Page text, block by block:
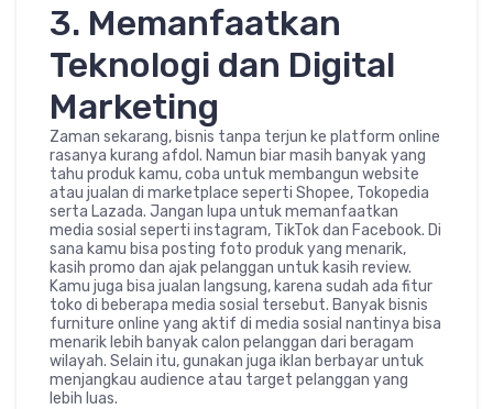
3. Memanfaatkan
Teknologi dan Digital
Marketing
Zaman sekarang, bisnis tanpa terjun ke platform online
rasanya kurang afdol. Namun biar masih banyak yang
tahu produk kamu, coba untuk membangun website
atau jualan di marketplace seperti Shopee, Tokopedia
serta Lazada. Jangan lupa untuk memanfaatkan
media sosial seperti instagram, TikTok dan Facebook. Di
sana kamu bisa posting foto produk yang menarik,
kasih promo dan ajak pelanggan untuk kasih review.
Kamu juga bisa jualan langsung, karena sudah ada fitur
toko di beberapa media sosial tersebut. Banyak bisnis
furniture online yang aktif di media sosial nantinya bisa
menarik lebih banyak calon pelanggan dari beragam
wilayah. Selain itu, gunakan juga iklan berbayar untuk
menjangkau audience atau target pelanggan yang
lebih luas.